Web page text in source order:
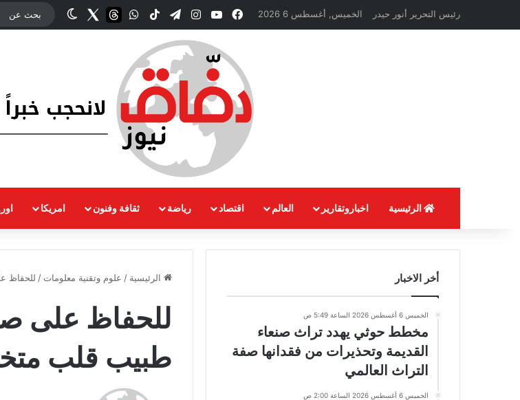
رئيس التحرير أنور حيدر الخميس, أغسطس 6 2026 فيسبوك‫YouTubeانستقرام
تيلقرام ‫TikTokواتسابthreads
Twitterالوضع المظلم
الرئيسية اخباروتقارير العالم اقتصاد رياضة ثقافة وفنون امريكا
الرئيسية / علوم وتقنية معلومات / للحفاظ
للحفاظ على
طبيب قلب
أخر الاخبار
الخميس 6 أغسطس 2026 الساعة 5:49 ص
مخطط حوثي يهدد تراث صنعاء
القديمة وتحذيرات من فقدانها صفة
التراث العالمي
الخميس 6 أغسطس 2026 الساعة 2:00 ص